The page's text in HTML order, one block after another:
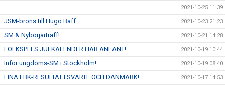
2021-10-25 11:39
JSM-brons till Hugo Baff 2021-10-23 21:23
SM & Nybörjarträff! 2021-10-21 14:28
FOLKSPELS JULKALENDER HAR ANLÄNT! 2021-10-19 10:44
Inför ungdoms-SM i Stockholm! 2021-10-19 08:40
FINA LBK-RESULTAT I SVARTE OCH DANMARK! 2021-10-17 14:53